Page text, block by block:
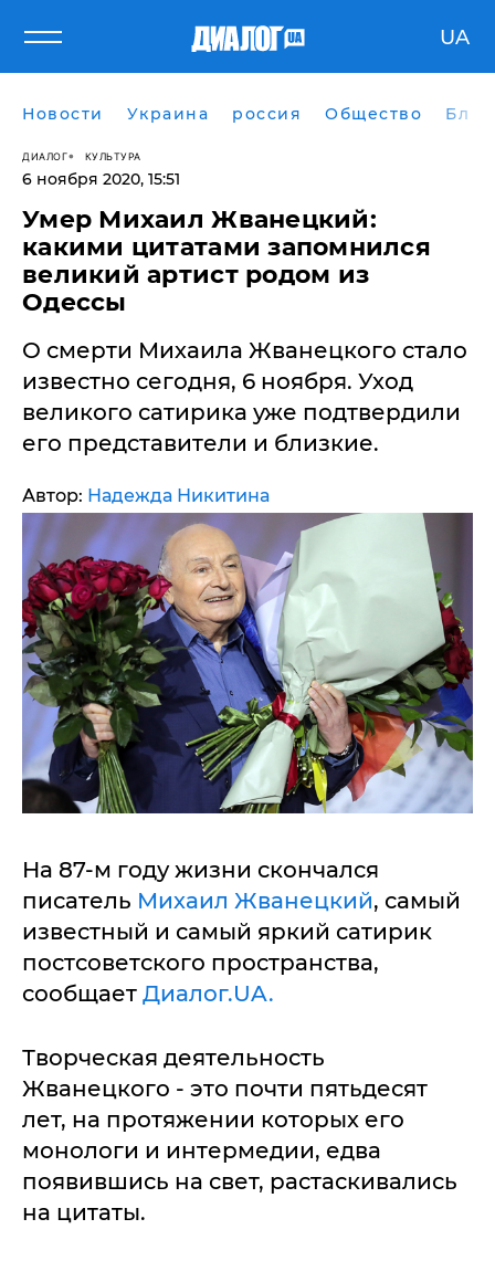
UA
Новости Украина россия Общество
ДИАЛОГ КУЛЬТУРА
6 ноября 2020, 15:51
Умер Михаил Жванецкий:
какими цитатами запомнился
великий артист родом из
Одессы
О смерти Михаила Жванецкого стало
известно сегодня, 6 ноября. Уход
великого сатирика уже подтвердили
его представители и близкие.
Автор: Надежда Никитина
На 87-м году жизни скончался
писатель Михаил Жванецкий, самый
известный и самый яркий сатирик
постсоветского пространства,
сообщает Диалог.UA.
Творческая деятельность
Жванецкого - это почти пятьдесят
лет, на протяжении которых его
монологи и интермедии, едва
появившись на свет, растаскивались
на цитаты.